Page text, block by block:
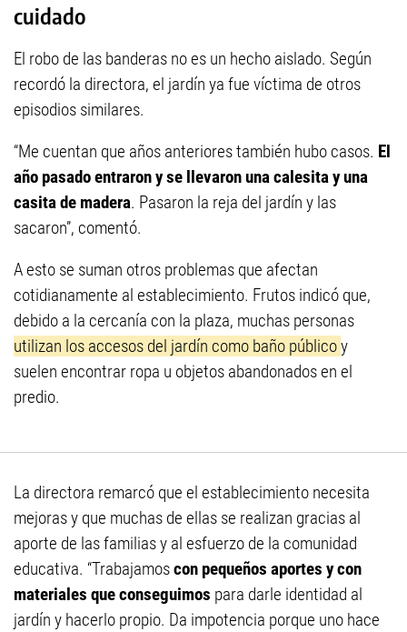
cuidado
El robo de las banderas no es un hecho aislado. Según
recordó la directora, el jardín ya fue víctima de otros
episodios similares.
“Me cuentan que años anteriores también hubo casos. El
año pasado entraron y se llevaron una calesita y una
casita de madera. Pasaron la reja del jardín y las
sacaron”, comentó.
A esto se suman otros problemas que afectan
cotidianamente al establecimiento. Frutos indicó que,
debido a la cercanía con la plaza, muchas personas
utilizan los accesos del jardín como baño públicoy
suelen encontrar ropa u objetos abandonados en el
predio.
La directora remarcó que el establecimiento necesita
mejoras y que muchas de ellas se realizan gracias al
aporte de las familias y al esfuerzo de la comunidad
educativa. “Trabajamoscon pequeños aportes y con
materiales que conseguimos para darle identidad al
jardín y hacerlo propio. Da impotencia porque uno hace